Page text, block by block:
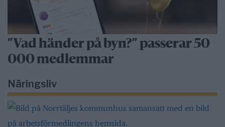
”Vad händer på byn?” passerar 50
000 medlemmar
Näringsliv